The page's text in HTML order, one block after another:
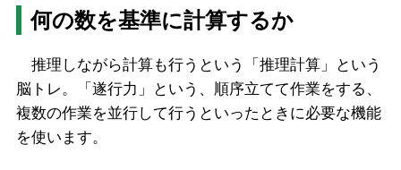
何の数を基準に計算するか
推理しながら計算も行うという「推理計算」という
脳トレ。「遂行力」という、順序立てて作業をする、
複数の作業を並行して行うといったときに必要な機能
を使います。